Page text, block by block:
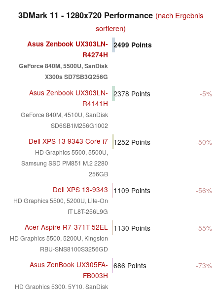
3DMark 11 - 1280x720 Performance (nach Ergebnis
sortieren)
Asus Zenbook UX303LN-
R4274H
GeForce 840M, 5500U, SanDisk
X300s SD7SB3Q256G
2499 Points
Asus Zenbook UX303LN-
R4141H
GeForce 840M, 4510U, SanDisk
SD6SB1M256G1002
2378 Points -5%
Dell XPS 13 9343 Core i7
HD Graphics 5500, 5500U,
Samsung SSD PM851 M.2 2280
256GB
1252 Points -50%
Dell XPS 13-9343
HD Graphics 5500, 5200U, Lite-On
IT L8T-256L9G
1109 Points -56%
Acer Aspire R7-371T-52EL
HD Graphics 5500, 5200U, Kingston
RBU-SNS8100S3256GD
1130 Points -55%
Asus ZenBook UX305FA-
FB003H
HD Graphics 5300, 5Y10, SanDisk
686 Points -73%